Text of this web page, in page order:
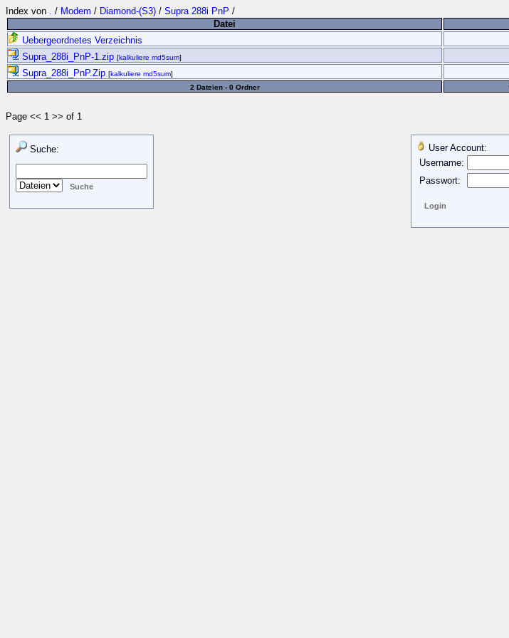
Index von . / Modem / Diamond-(S3) / Supra 288i PnP /
Datei
Uebergeordnetes Verzeichnis
Supra_288i_PnP-1.zip [kalkuliere md5sum]
Supra_288i_PnP.Zip [kalkuliere md5sum]
2 Dateien - 0 Ordner
Page << 1 >> of 1
Suche:
User Account:
Username:
Passwort: